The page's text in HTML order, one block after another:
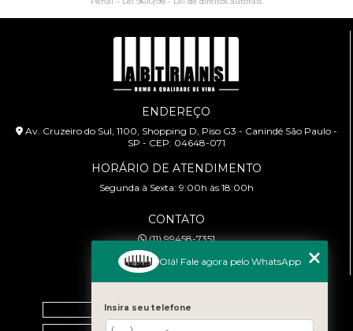
ENDEREÇO
Av. Cruzeiro do Sul, 1100, Shopping D, Piso G3 - Canindé São Paulo -
SP - CEP: 04648-071
HORÁRIO DE ATENDIMENTO
Segunda à Sexta: 9:00h às 18:00h
CONTATO
(11) 99458-7351
cursoabtrans@gmail.com
Home
Olá! Fale agora pelo WhatsApp
Insira seu telefone